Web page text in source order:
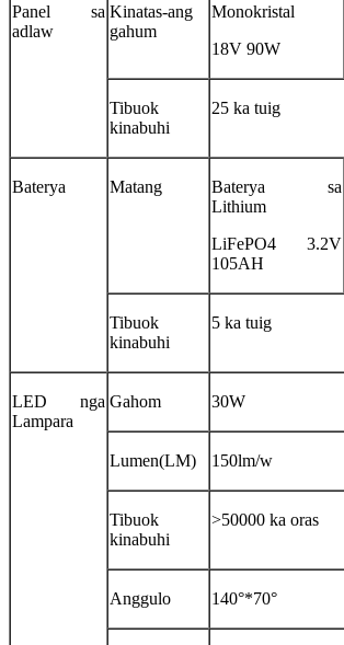
Panel sa
adlaw
Kinatas-ang
gahum
Monokristal
18V 90W
Tibuok
kinabuhi
25 ka tuig
Baterya Matang
Baterya sa
Lithium
LiFePO4 3.2V
105AH
Tibuok
kinabuhi
5 ka tuig
LED nga
Lampara
Gahom 30W
Lumen(LM) 150lm/w
Tibuok
kinabuhi
>50000 ka oras
Anggulo 140°*70°